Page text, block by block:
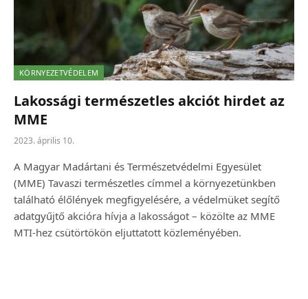
KÖRNYEZETVÉDELEM
Lakossági természetles akciót hirdet az
MME
2023. április 10.
A Magyar Madártani és Természetvédelmi Egyesület
(MME) Tavaszi természetles címmel a környezetünkben
található élőlények megfigyelésére, a védelmüket segítő
adatgyűjtő akcióra hívja a lakosságot – közölte az MME
MTI-hez csütörtökön eljuttatott közleményében.